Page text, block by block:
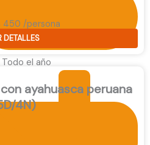
Todo el año
450 /persona
DETALLES
ayahuasca peruana
4N)